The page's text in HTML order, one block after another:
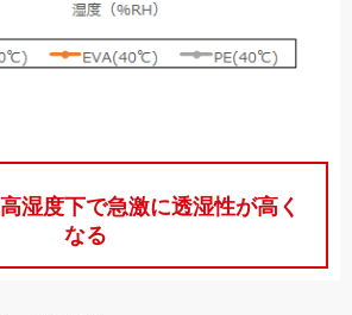
湿度下で急激に透湿性が高く
なる